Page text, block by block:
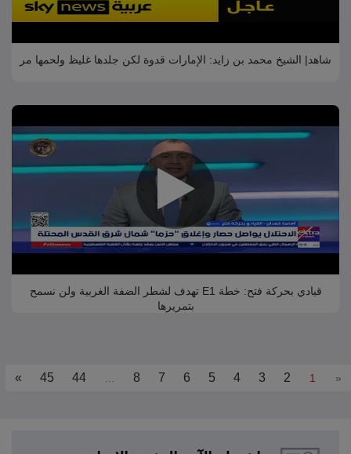
شاهد| الشيخ محمد بن زايد: الإمارات قدوة لكن جلدها غليظ ولحمها مر
قيادي بحركة فتح: خطة E1 تهدف لشطر الضفة الغربية ولن نسمح
بتمريرها
«
1
2
3
4
5
6
7
8
44
45
»